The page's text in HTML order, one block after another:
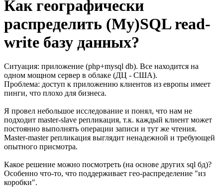
Как географически
распределить (My)SQL read-
write базу данных?
Ситуация: приложение (php+mysql db). Все находится на
одном мощном сервер в облаке (ДЦ - США).
Проблема: доступ к приложению клиентов из европы имеет
пинги, что плохо для бизнеса.
Я провел небольшое исследование и понял, что нам не
подходит master-slave репликация, т.к. каждый клиент может
постоянно выполнять операции записи и тут же чтения.
Master-master репликация выглядит ненадежной и требующей
опытного присмотра.
Какое решение можно посмотреть (на основе других sql бд)?
Особенно что-то, что поддерживает гео-распределение "из
коробки".